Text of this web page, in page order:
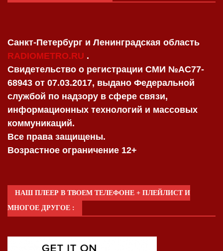
Санкт-Петербург и Ленинградская область
RADIOMETRO.RU .
Свидетельство о регистрации СМИ №AC77-
68943 от 07.03.2017, выдано Федеральной
службой по надзору в сфере связи,
информационных технологий и массовых
коммуникаций.
Все права защищены.
Возрастное ограничение 12+
НАШ ПЛЕЕР В ТВОЕМ ТЕЛЕФОНЕ + ПЛЕЙЛИСТ И
МНОГОЕ ДРУГОЕ :